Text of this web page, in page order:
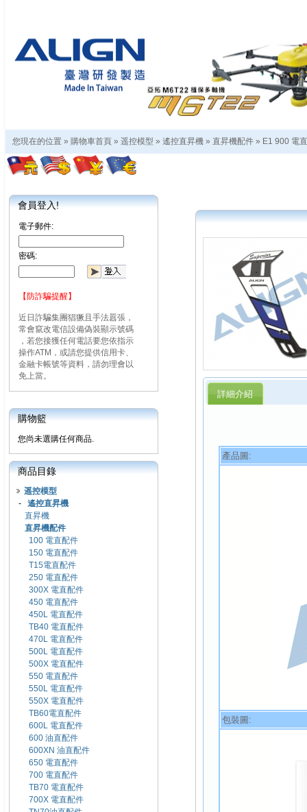
您現在的位置 » 購物車首頁 » 遥控模型 » 遙控直昇機 » 直昇機配件 » E1 900 電
會員登入!
電子郵件:
密碼:
【防詐騙提醒】
近日詐騙集團猖獗且手法囂張，
常會竄改電信設備偽裝顯示號碼
，若您接獲任何電話要您依指示
操作ATM，或請您提供信用卡、
金融卡帳號等資料，請勿理會以
免上當。
購物籃
您尚未選購任何商品.
商品目錄
遥控模型
- 遙控直昇機
直昇機
直昇機配件
100 電直配件
150 電直配件
T15電直配件
250 電直配件
300X 電直配件
450 電直配件
450L 電直配件
TB40 電直配件
470L 電直配件
500L 電直配件
500X 電直配件
550 電直配件
550L 電直配件
550X 電直配件
TB60電直配件
600L 電直配件
600 油直配件
600XN 油直配件
650 電直配件
700 電直配件
TB70 電直配件
700X 電直配件
詳細介紹
產品圖:
包裝圖: